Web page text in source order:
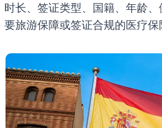
时长、签证类型、国籍、年龄
要旅游保障或签证合规的医疗保